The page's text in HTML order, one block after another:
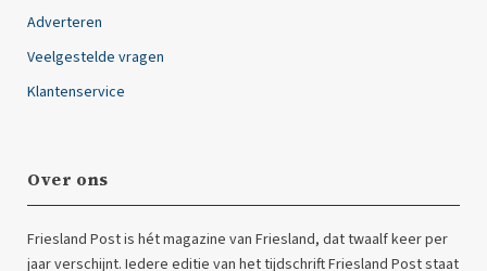
Adverteren
Veelgestelde vragen
Klantenservice
Over ons
Friesland Post is hét magazine van Friesland, dat twaalf keer per
jaar verschijnt. Iedere editie van het tijdschrift Friesland Post staat